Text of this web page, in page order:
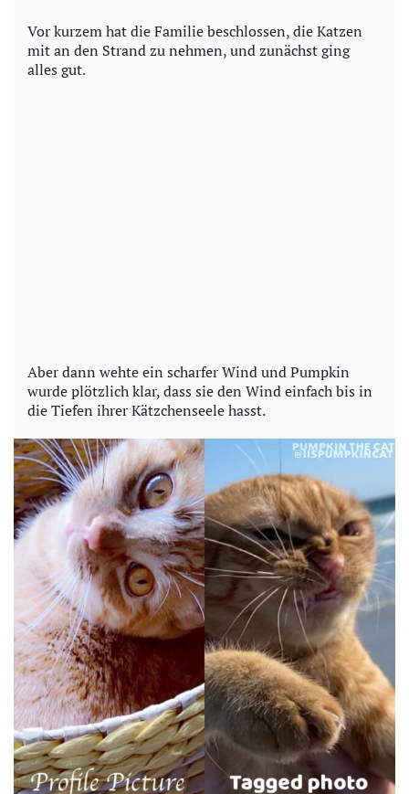
Vor kurzem hat die Familie beschlossen, die Katzen
mit an den Strand zu nehmen, und zunächst ging
alles gut.
Aber dann wehte ein scharfer Wind und Pumpkin
wurde plötzlich klar, dass sie den Wind einfach bis in
die Tiefen ihrer Kätzchenseele hasst.